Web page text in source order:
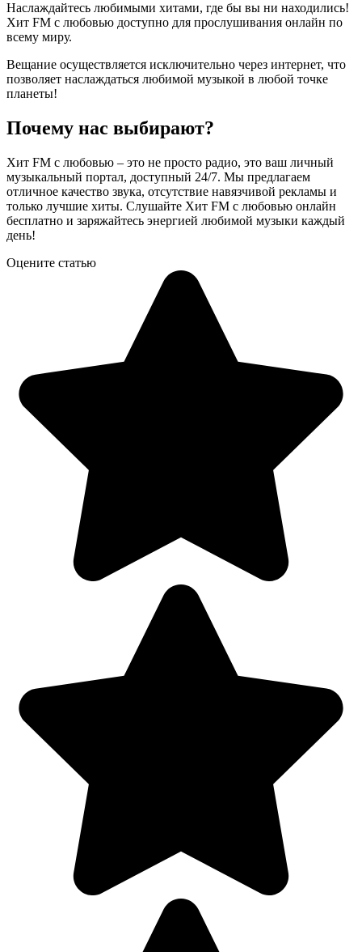
Наслаждайтесь любимыми хитами, где бы вы ни находились!
Хит FM с любовью доступно для прослушивания онлайн по
всему миру.
Вещание осуществляется исключительно через интернет, что
позволяет наслаждаться любимой музыкой в любой точке
планеты!
Почему нас выбирают?
Хит FM с любовью – это не просто радио, это ваш личный
музыкальный портал, доступный 24/7. Мы предлагаем
отличное качество звука, отсутствие навязчивой рекламы и
только лучшие хиты. Слушайте Хит FM с любовью онлайн
бесплатно и заряжайтесь энергией любимой музыки каждый
день!
Оцените статью